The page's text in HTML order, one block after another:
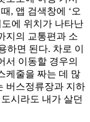
, 앱 검색창에 ‘오
에 위치가 나타난
지의 교통편과 소
하면 된다. 차로 이
서 이동할 경우의
케줄을 짜는 데 많
버스정류장과 지하
시라도 내가 살던